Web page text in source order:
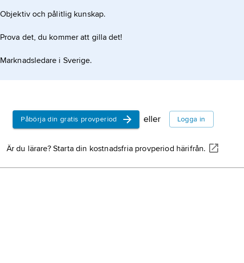
Objektiv och pålitlig kunskap.
Prova det, du kommer att gilla det!
Marknadsledare i Sverige.
Påbörja din gratis provperiod eller Logga in
Är du lärare? Starta din kostnadsfria provperiod härifrån.